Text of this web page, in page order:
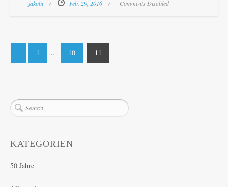
jakobi Feb. 29, 2016 Comments Disabled
Seitennummerierung
1 … 10 11
KATEGORIEN
50 Jahre